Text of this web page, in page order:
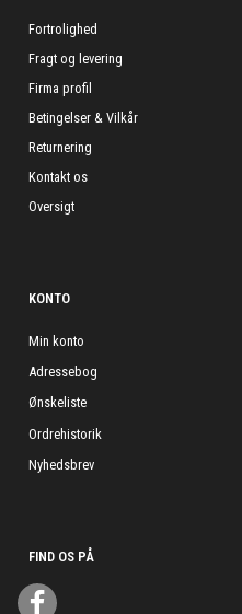
Fortrolighed
Fragt og levering
Firma profil
Betingelser & Vilkår
Returnering
Kontakt os
Oversigt
KONTO
Min konto
Adressebog
Ønskeliste
Ordrehistorik
Nyhedsbrev
FIND OS PÅ